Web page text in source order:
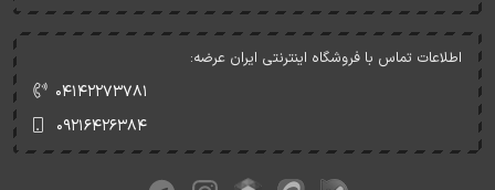
اطلاعات تماس با فروشگاه اینترنتی ایران عرضه:
۰۴۱۴۲۲۷۳۷۸۱
۰۹۲۱۶۴۲۶۳۸۴